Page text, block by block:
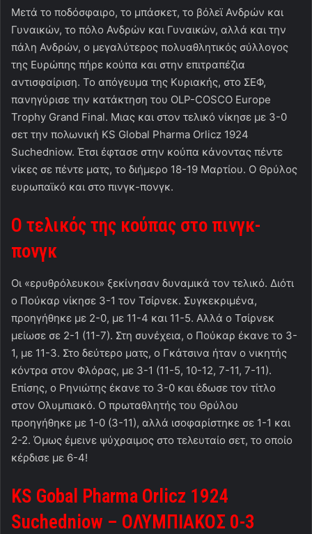
Μετά το ποδόσφαιρο, το μπάσκετ, το βόλεϊ Ανδρών και
Γυναικών, το πόλο Ανδρών και Γυναικών, αλλά και την
πάλη Ανδρών, ο μεγαλύτερος πολυαθλητικός σύλλογος
της Ευρώπης πήρε κούπα και στην επιτραπέζια
αντισφαίριση. Το απόγευμα της Κυριακής, στο ΣΕΦ,
πανηγύρισε την κατάκτηση του OLP-COSCO Europe
Trophy Grand Final. Μιας και στον τελικό νίκησε με 3-0
σετ την πολωνική KS Global Pharma Orlicz 1924
Suchedniow. Έτσι έφτασε στην κούπα κάνοντας πέντε
νίκες σε πέντε ματς, το διήμερο 18-19 Μαρτίου. Ο Θρύλος
ευρωπαϊκό και στο πινγκ-πονγκ.
Ο τελικός της κούπας στο πινγκ-
πονγκ
Οι «ερυθρόλευκοι» ξεκίνησαν δυναμικά τον τελικό. Διότι
ο Πούκαρ νίκησε 3-1 τον Τσίρνεκ. Συγκεκριμένα,
προηγήθηκε με 2-0, με 11-4 και 11-5. Αλλά ο Τσίρνεκ
μείωσε σε 2-1 (11-7). Στη συνέχεια, ο Πούκαρ έκανε το 3-
1, με 11-3. Στο δεύτερο ματς, ο Γκάτσινα ήταν ο νικητής
κόντρα στον Φλόρας, με 3-1 (11-5, 10-12, 7-11, 7-11).
Επίσης, ο Ρηνιώτης έκανε το 3-0 και έδωσε τον τίτλο
στον Ολυμπιακό. Ο πρωταθλητής του Θρύλου
προηγήθηκε με 1-0 (3-11), αλλά ισοφαρίστηκε σε 1-1 και
2-2. Όμως έμεινε ψύχραιμος στο τελευταίο σετ, το οποίο
κέρδισε με 6-4!
KS Gobal Pharma Orlicz 1924
Suchedniow – ΟΛΥΜΠΙΑΚΟΣ 0-3